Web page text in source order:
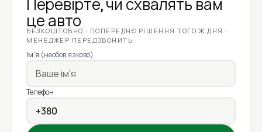
Перевірте, чи схвалять вам
це авто
БЕЗКОШТОВНО · ПОПЕРЕДНЄ РІШЕННЯ ТОГО Ж ДНЯ ·
МЕНЕДЖЕР ПЕРЕДЗВОНИТЬ
Ім'я (необов'язково)
Телефон